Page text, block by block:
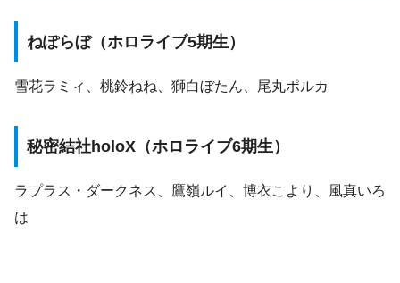
ねぽらぼ（ホロライブ5期生）
雪花ラミィ、桃鈴ねね、獅白ぼたん、尾丸ポルカ
秘密結社holoX（ホロライブ6期生）
ラプラス・ダークネス、鷹嶺ルイ、博衣こより、風真いろ
は